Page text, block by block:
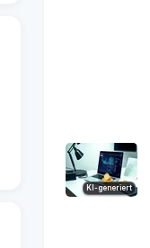
KI-generiert